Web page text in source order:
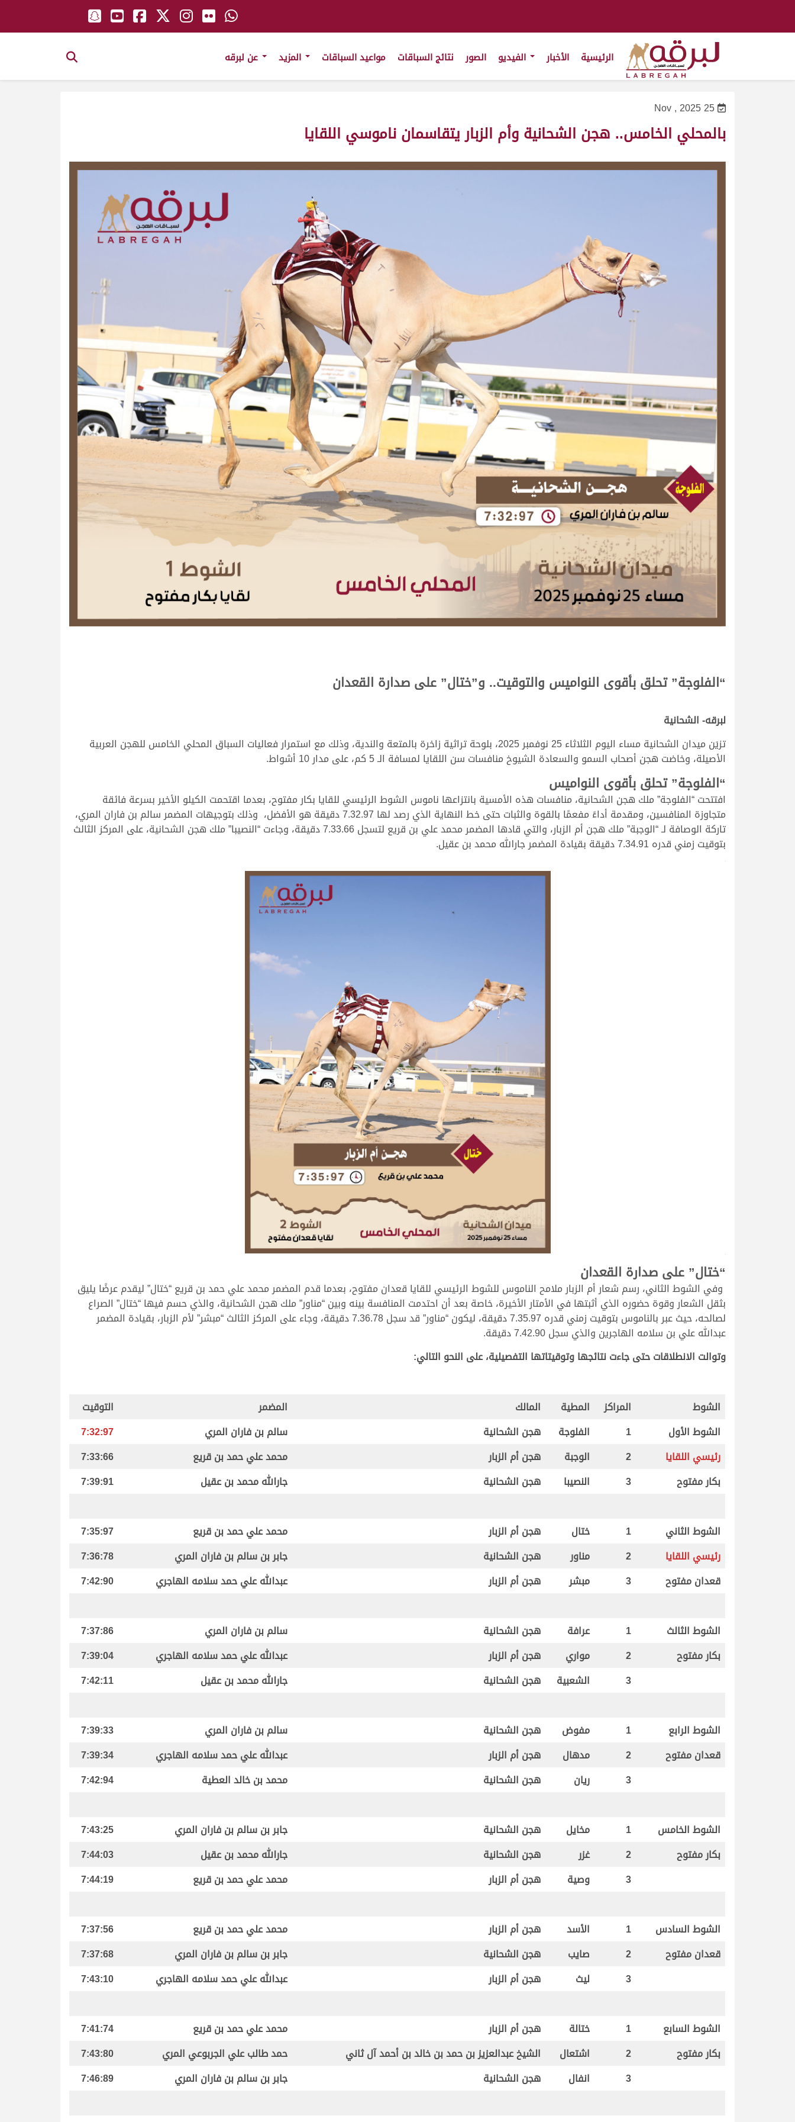
الرئيسية الأخبار الصور نتائج السباقات مواعيد السباقات
25 Nov , 2025
بالمحلي الخامس.. هجن الشحانية وأم الزبار يتقاسمان ناموسي اللقايا
“الفلوجة” تحلق بأقوى النواميس والتوقيت.. و”ختال” على صدارة القعدان
لبرقه- الشحانية
تزيَن ميدان الشحانية مساء اليوم الثلاثاء 25 نوفمبر 2025، بلوحة تراثية زاخرة بالمتعة والندية، وذلك مع استمرار فعاليات السباق المحلي الخامس للهجن العربية
الأصيلة، وخاضت هجن أصحاب السمو والسعادة الشيوخ منافسات سن اللقايا لمسافة الـ 5 كم، على مدار 10 أشواط.
“الفلوجة” تحلق بأقوى النواميس
افتتحت “الفلوجة” ملك هجن الشحانية، منافسات هذه الأمسية بانتزاعها ناموس الشوط الرئيسي للقايا بكار مفتوح، بعدما اقتحمت الكيلو الأخير بسرعة فائقة
متجاوزة المنافسين، ومقدمة أداءً مفعمًا بالقوة والثبات حتى خط النهاية الذي رصد لها 7.32.97 دقيقة هو الأفضل، وذلك بتوجيهات المضمر سالم بن فاران المري،
تاركة الوصافة لـ “الوجبة” ملك هجن أم الزبار، والتي قادها المضمر محمد علي بن قريع لتسجل 7.33.66 دقيقة، وجاءت “النصيبا” ملك هجن الشحانية، على المركز الثالث
بتوقيت زمني قدره 7.34.91 دقيقة بقيادة المضمر جارالله محمد بن عقيل.
>
>
“ختال” على صدارة القعدان
وفي الشوط الثاني، رسم شعار أم الزبار ملامح الناموس للشوط الرئيسي للقايا قعدان مفتوح، بعدما قدم المضمر محمد علي حمد بن قريع “ختال” ليقدم عرضًا يليق
بثقل الشعار وقوة حضوره الذي أثبتها في الأمتار الأخيرة، خاصة بعد أن احتدمت المنافسة بينه وبين “مناور” ملك هجن الشحانية، والذي حسم فيها “ختال” الصراع
لصالحه، حيث عبر بالناموس بتوقيت زمني قدره 7.35.97 دقيقة، ليكون “مناور” قد سجل 7.36.78 دقيقة، وجاء على المركز الثالث “مبشر” لأم الزبار، بقيادة المضمر
عبدالله علي بن سلامه الهاجرين والذي سجل 7.42.90 دقيقة.
وتوالت الانطلاقات حتى جاءت نتائجها وتوقيتاتها التفصيلية، على النحو التالي:
الشوط المراكز المطية المالك المضمر
التوقيت
الشوط الأول
1 الفلوجة هجن الشحانية سالم بن فاران المري
7:32:97
رئيسي اللقايا
2 الوجبة هجن أم الزبار محمد علي حمد بن قريع
7:33:66
بكار مفتوح
3 النصيبا هجن الشحانية جارالله محمد بن عقيل 7:39:91
الشوط الثاني 1 ختال هجن أم الزبار محمد علي حمد بن قريع
7:35:97
رئيسي اللقايا
2 مناور هجن الشحانية جابر بن سالم بن فاران المري
7:36:78
قعدان مفتوح
3 مبشر هجن أم الزبار عبدالله علي حمد سلامه الهاجري 7:42:90
الشوط الثالث 1 عرافة هجن الشحانية سالم بن فاران المري
7:37:86
بكار مفتوح
2 مواري هجن أم الزبار عبدالله علي حمد سلامه الهاجري
7:39:04
3
الشعبية هجن الشحانية جارالله محمد بن عقيل 7:42:11
الشوط الرابع 1 مفوض هجن الشحانية سالم بن فاران المري
7:39:33
قعدان مفتوح
2 مدهال هجن أم الزبار عبدالله علي حمد سلامه الهاجري
7:39:34
3
ريان هجن الشحانية محمد بن خالد العطية 7:42:94
الشوط الخامس 1 مخايل هجن الشحانية جابر بن سالم بن فاران المري
7:43:25
بكار مفتوح
2 غزر هجن الشحانية جارالله محمد بن عقيل
7:44:03
3
وصية هجن أم الزبار محمد علي حمد بن قريع 7:44:19
الشوط السادس 1 الأسد هجن أم الزبار محمد علي حمد بن قريع
7:37:56
قعدان مفتوح
2 صايب هجن الشحانية جابر بن سالم بن فاران المري
7:37:68
3
ليث هجن أم الزبار عبدالله علي حمد سلامه الهاجري 7:43:10
الشوط السابع 1 ختالة هجن أم الزبار محمد علي حمد بن قريع
7:41:74
بكار مفتوح
2 اشتعال الشيخ عبدالعزيز بن حمد بن خالد بن أحمد آل ثاني حمد طالب علي الجربوعي المري
7:43:80
3
انفال هجن الشحانية جابر بن سالم بن فاران المري 7:46:89